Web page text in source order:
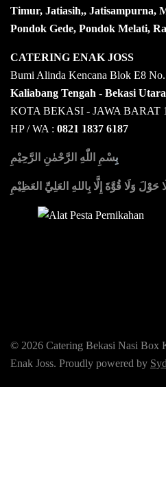
Timur, Jatiasih,, Jatisampurna,
Pondok Gede, Pondok Melati,
CATERING ENAK JOSS
Bumi Alinda Kencana Blok E8
Kaliabang Tengah - Bekasi Utara
KOTA BEKASI - JAWA BARAT
HP / WA : 0821 1837 6187
بِسْمِ اللّٰهِ الرَّحْمٰنِ الرَّحِيْمِ
حَوْلَ وَلَا قُوَّةَ إِلَّا بِاللهِ العَلِيِّ العَظِيْمِ
© 2026 Catering Bekasi Nasi Box
Enak Joss. Proudly powered by